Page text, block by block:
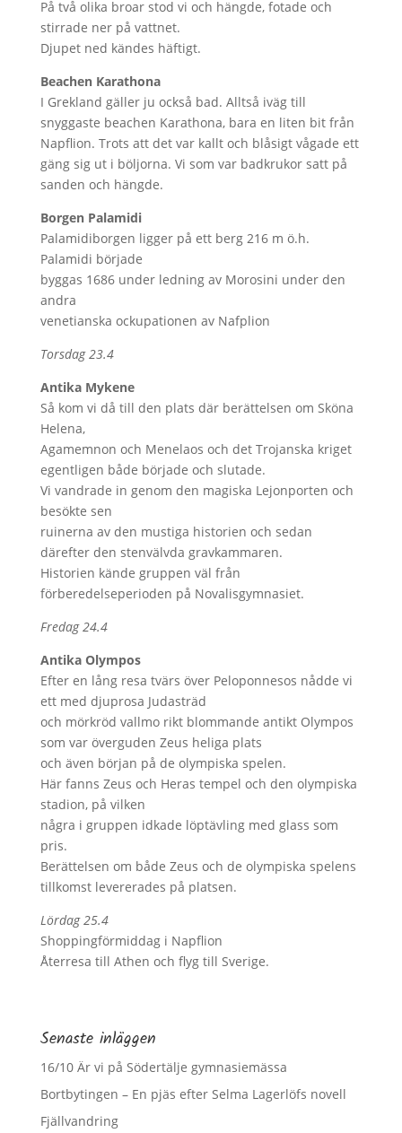
På två olika broar stod vi och hängde, fotade och
stirrade ner på vattnet.
Djupet ned kändes häftigt.
Beachen Karathona
I Grekland gäller ju också bad. Alltså iväg till
snyggaste beachen Karathona, bara en liten bit från
Napflion. Trots att det var kallt och blåsigt vågade ett
gäng sig ut i böljorna. Vi som var badkrukor satt på
sanden och hängde.
Borgen Palamidi
Palamidiborgen ligger på ett berg 216 m ö.h.
Palamidi började
byggas 1686 under ledning av Morosini under den
andra
venetianska ockupationen av Nafplion
Torsdag 23.4
Antika Mykene
Så kom vi då till den plats där berättelsen om Sköna
Helena,
Agamemnon och Menelaos och det Trojanska kriget
egentligen både började och slutade.
Vi vandrade in genom den magiska Lejonporten och
besökte sen
ruinerna av den mustiga historien och sedan
därefter den stenvälvda gravkammaren.
Historien kände gruppen väl från
förberedelseperioden på Novalisgymnasiet.
Fredag 24.4
Antika Olympos
Efter en lång resa tvärs över Peloponnesos nådde vi
ett med djuprosa Judasträd
och mörkröd vallmo rikt blommande antikt Olympos
som var överguden Zeus heliga plats
och även början på de olympiska spelen.
Här fanns Zeus och Heras tempel och den olympiska
stadion, på vilken
några i gruppen idkade löptävling med glass som
pris.
Berättelsen om både Zeus och de olympiska spelens
tillkomst levererades på platsen.
Lördag 25.4
Shoppingförmiddag i Napflion
Återresa till Athen och flyg till Sverige.
Senaste inläggen
16/10 Är vi på Södertälje gymnasiemässa
Bortbytingen – En pjäs efter Selma Lagerlöfs novell
Fjällvandring